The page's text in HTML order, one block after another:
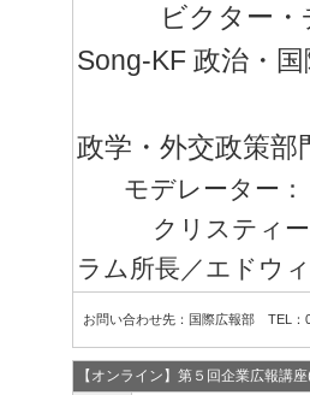
ビクター
Song-KF 政治・
政学・外交政策部
モデレーター：
クリスティ
ラム所長／エドウ
お問い合わせ先：国際広報部 TEL：
【オンライン】第５回企業広報講